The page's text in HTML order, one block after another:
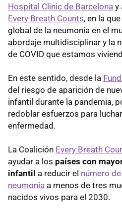
Hospital Clinic de Barcelona y
Every Breath Counts, en la
global de la neumonía en el
abordaje multidisciplinar y la
de COVID que estamos
En este sentido, desde la
del riesgo de aparición de
infantil durante la pandemia,
redoblar esfuerzos para
enfermedad.
La Coalición Every Breath
ayudar a los países con
infantil a reducir el número
neumonía a menos de tres
nacidos vivos para el 2030.